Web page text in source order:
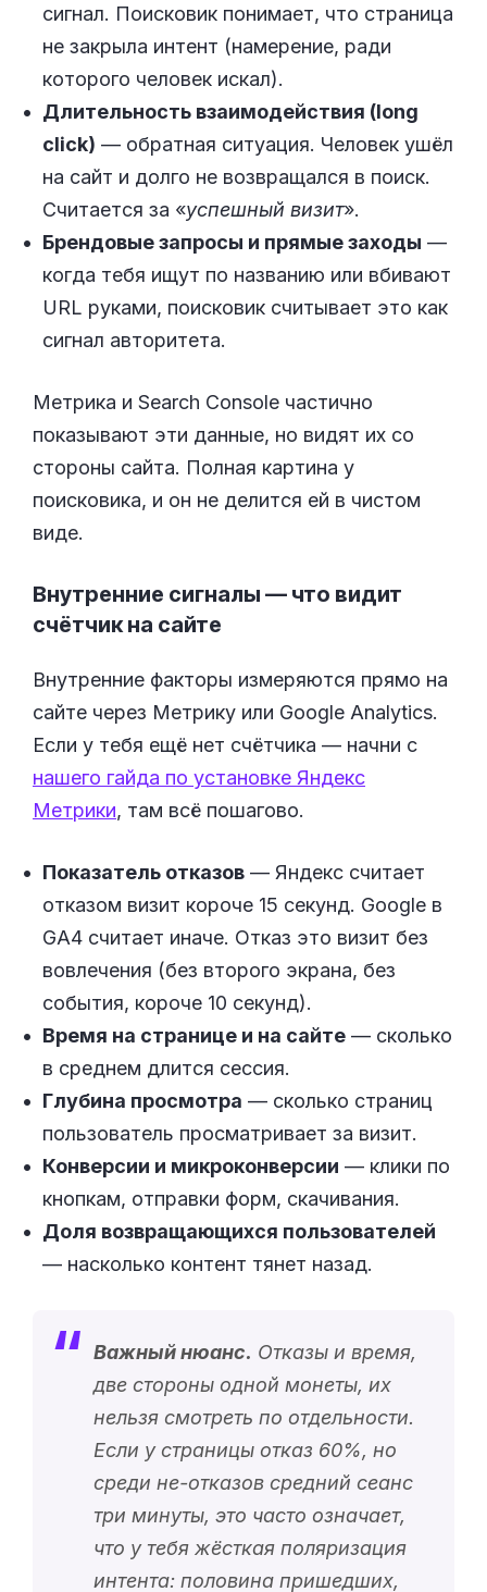
сигнал. Поисковик понимает, что страница
не закрыла интент (намерение, ради
которого человек искал).
Длительность взаимодействия (long
click) — обратная ситуация. Человек ушёл
на сайт и долго не возвращался в поиск.
Считается за «успешный визит».
Брендовые запросы и прямые заходы —
когда тебя ищут по названию или вбивают
URL руками, поисковик считывает это как
сигнал авторитета.
Метрика и Search Console частично
показывают эти данные, но видят их со
стороны сайта. Полная картина у
поисковика, и он не делится ей в чистом
виде.
Внутренние сигналы — что видит
счётчик на сайте
Внутренние факторы измеряются прямо на
сайте через Метрику или Google Analytics.
Если у тебя ещё нет счётчика — начни с
нашего гайда по установке Яндекс
Метрики, там всё пошагово.
Показатель отказов — Яндекс считает
отказом визит короче 15 секунд. Google в
GA4 считает иначе. Отказ это визит без
вовлечения (без второго экрана, без
события, короче 10 секунд).
Время на странице и на сайте — сколько
в среднем длится сессия.
Глубина просмотра — сколько страниц
пользователь просматривает за визит.
Конверсии и микроконверсии — клики по
кнопкам, отправки форм, скачивания.
Доля возвращающихся пользователей
— насколько контент тянет назад.
Важный нюанс. Отказы и время,
две стороны одной монеты, их
нельзя смотреть по отдельности.
Если у страницы отказ 60%, но
среди не-отказов средний сеанс
три минуты, это часто означает,
что у тебя жёсткая поляризация
интента: половина пришедших,